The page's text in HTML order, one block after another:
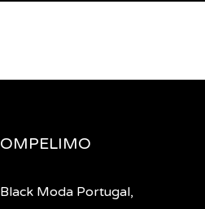
OMPELIMO
Black Moda Portugal,